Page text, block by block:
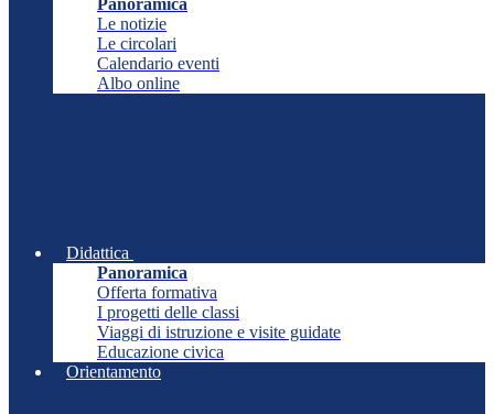
Panoramica
Le notizie
Le circolari
Calendario eventi
Albo online
Didattica
Panoramica
Offerta formativa
I progetti delle classi
Viaggi di istruzione e visite guidate
Educazione civica
Orientamento